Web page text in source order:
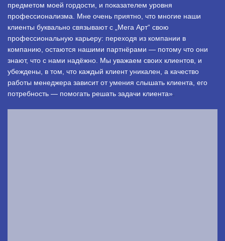
предметом моей гордости, и показателем уровня
профессионализма. Мне очень приятно, что многие наши
клиенты буквально связывают с „Мега Арт“ свою
профессиональную карьеру: переходя из компании в
компанию, остаются нашими партнёрами — потому что они
знают, что с нами надёжно. Мы уважаем своих клиентов, и
убеждены, в том, что каждый клиент уникален, а качество
работы менеджера зависит от умения слышать клиента, его
потребность — помогать решать задачи клиента»